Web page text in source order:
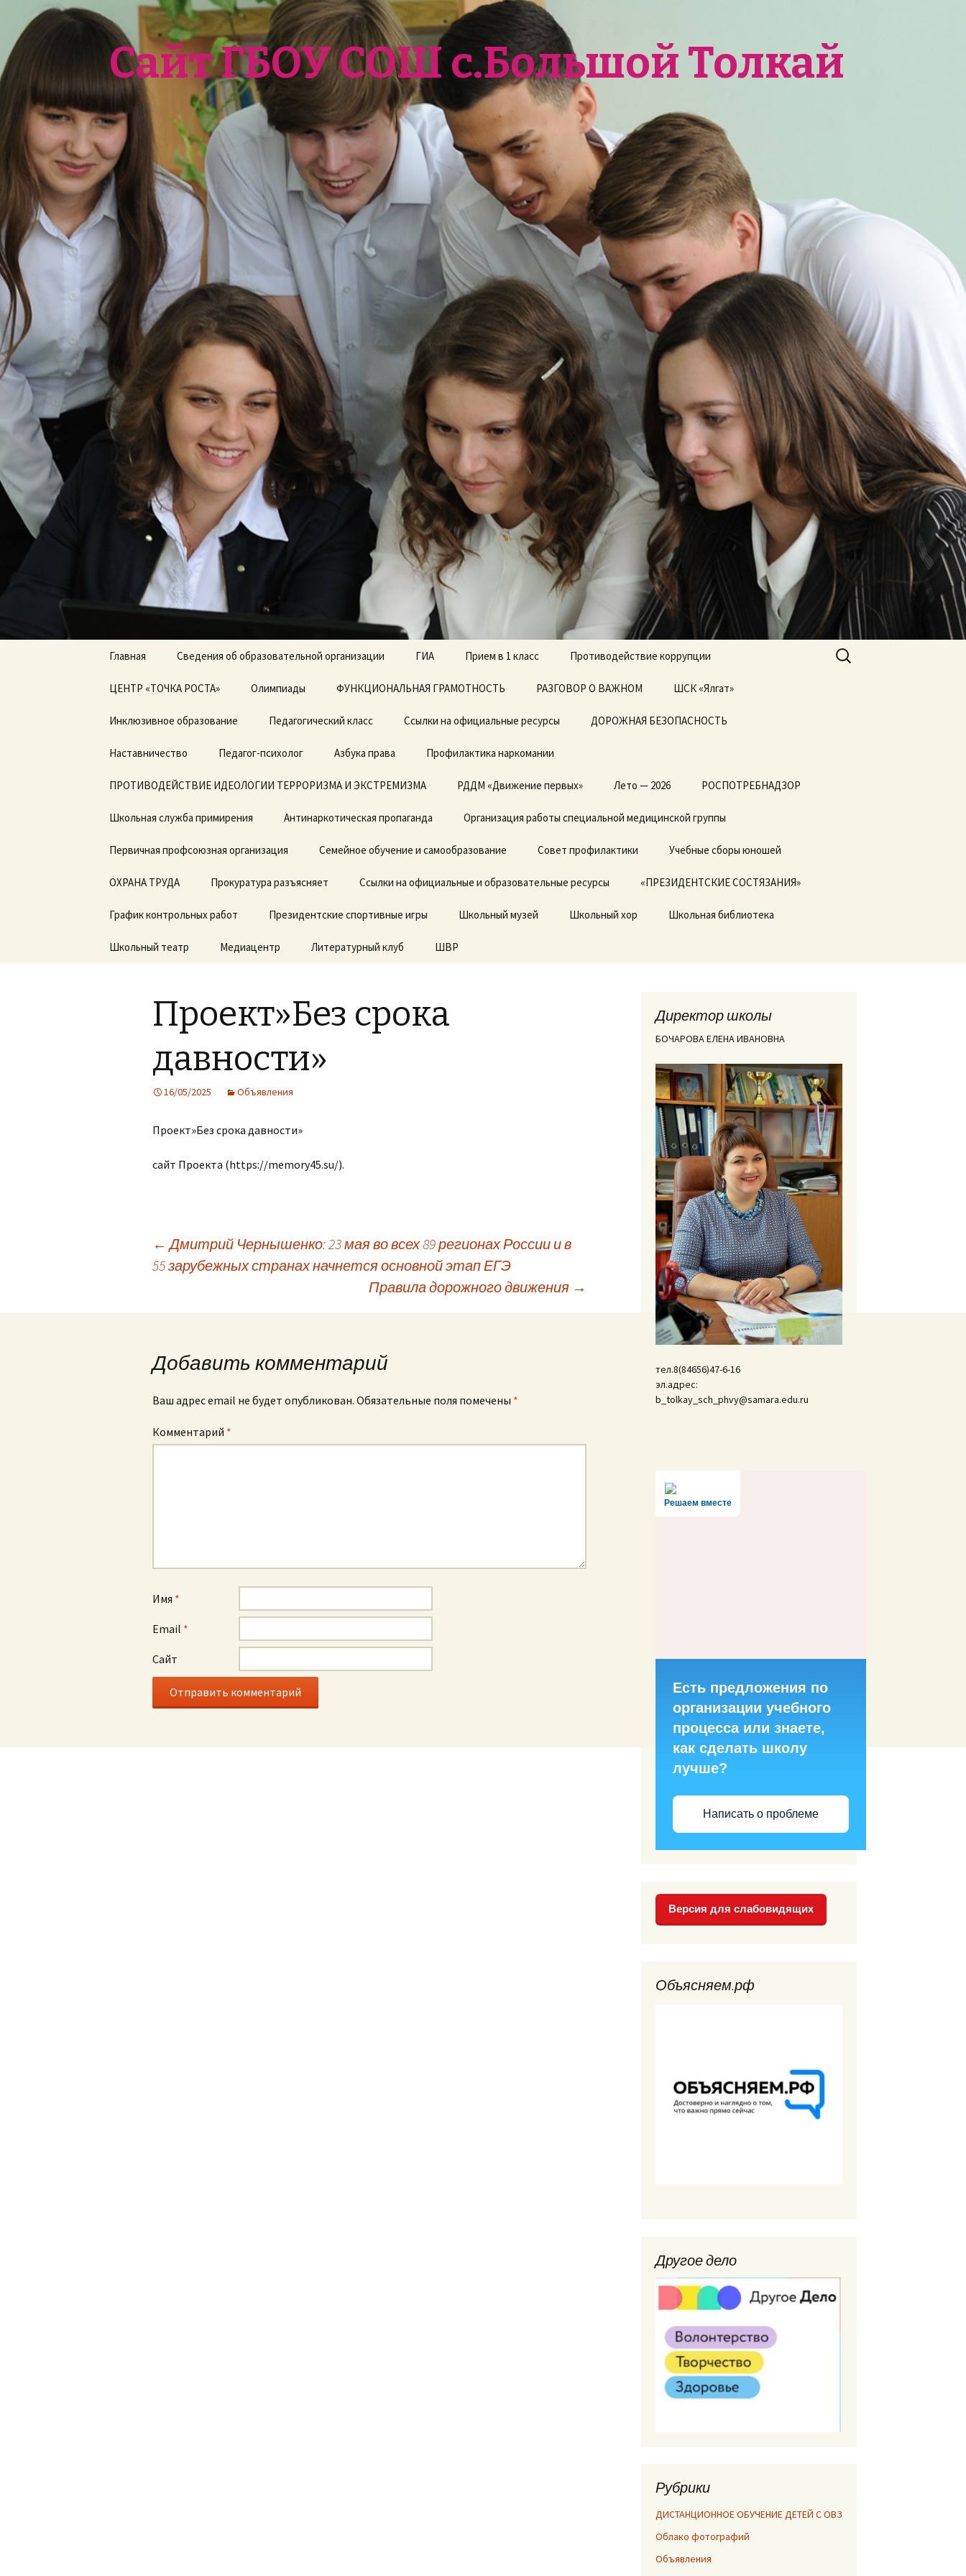
Сайт ГБОУ СОШ с.Большой Толкай
содержимому
Главная Сведения об образовательной организации
Основные сведения
Структура и органы
управления
организацией
Документы Локальные акты
Отчет о результатах
самообследования
Предписания органов,
государственный
отчеты об исполнении
предписаний
Государственные
Образование
Образовательные
стандарты и
оснащенность
образовательного
процесса.Доступная
среда.
Платные
услуги
хозяйственная
деятельность
Вакантные места для
обучающихся
Международное
Организация питания в
ГИА
ЕГЭ
ОГЭ
Прием в 1 класс
Архив документов в 1
Противодействие коррупции
ЦЕНТР «ТОЧКА РОСТА»
Общая информация о
центре «Точка роста»
Образовательные
техническая база
Режим занятий
Мероприятия
Обратная связь,
Фотогалерея
Олимпиады ФУНКЦИОНАЛЬНАЯ ГРАМОТНОСТЬ РАЗГОВОР О ВАЖНОМ ШСК «Ялгат»
Всероссийские
Инклюзивное образование
Дорожная карта по
ДОГОВОРЫ о
Педагогический класс Ссылки на официальные ресурсы ДОРОЖНАЯ БЕЗОПАСНОСТЬ
Наставничество Педагог-психолог Азбука права Профилактика наркомании
ПРОТИВОДЕЙСТВИЕ ИДЕОЛОГИИ ТЕРРОРИЗМА И ЭКСТРЕМИЗМА РДДМ «Движение первых» Лето — 2026 РОСПОТРЕБНАДЗОР
Школьная служба примирения Антинаркотическая пропаганда Организация работы специальной медицинской группы
Первичная профсоюзная организация Семейное обучение и самообразование Совет профилактики Учебные сборы юношей
ОХРАНА ТРУДА Прокуратура разъясняет Ссылки на официальные и образовательные ресурсы «ПРЕЗИДЕНТСКИЕ СОСТЯЗАНИЯ»
График контрольных работ Президентские спортивные игры Школьный музей Школьный хор Школьная библиотека
Школьный театр Медиацентр Литературный клуб ШВР
Найти:
Проект»Без срока
давности»
16/05/2025 Объявления
Проект»Без срока давности»
сайт Проекта (https://memory45.su/).
Навигация
← Дмитрий Чернышенко: 23 мая во всех 89 регионах России и в
55 зарубежных странах начнется основной этап ЕГЭ
Правила дорожного движения →
Добавить комментарий
Ваш адрес email не будет опубликован. Обязательные поля помечены *
Комментарий *
Имя *
Email *
Сайт
Директор школы
БОЧАРОВА ЕЛЕНА ИВАНОВНА
тел.8(84656)47-6-16
эл.адрес:
b_tolkay_sch_phvy@samara.edu.ru
Решаем вместе
Есть предложения по
организации учебного
процесса или знаете,
как сделать школу
лучше?
Написать о проблеме
Версия для слабовидящих
Объясняем.рф
Другое дело
Рубрики
ДИСТАНЦИОННОЕ ОБУЧЕНИЕ ДЕТЕЙ С ОВЗ
Облако фотографий
Объявления